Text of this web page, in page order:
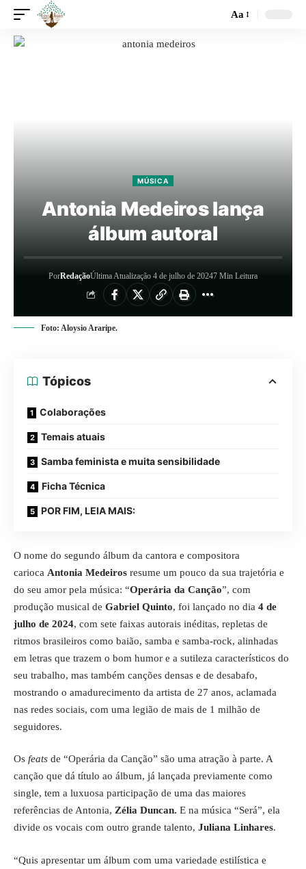
Aa
MÚSICA
Antonia Medeiros lança
álbum autoral
PorRedaçãoÚltima Atualização 4 de julho de 20247 Min Leitura
Foto: Aloysio Araripe.
Tópicos
Colaborações
Temais atuais
Samba feminista e muita sensibilidade
Ficha Técnica
POR FIM, LEIA MAIS:
O nome do segundo álbum da cantora e compositora
carioca Antonia Medeiros resume um pouco da sua trajetória e
do seu amor pela música: “Operária da Canção”, com
produção musical de Gabriel Quinto, foi lançado no dia 4 de
julho de 2024, com sete faixas autorais inéditas, repletas de
ritmos brasileiros como baião, samba e samba-rock, alinhadas
em letras que trazem o bom humor e a sutileza característicos do
seu trabalho, mas também canções densas e de desabafo,
mostrando o amadurecimento da artista de 27 anos, aclamada
nas redes sociais, com uma legião de mais de 1 milhão de
seguidores.
Os feats de “Operária da Canção” são uma atração à parte. A
canção que dá título ao álbum, já lançada previamente como
single, tem a luxuosa participação de uma das maiores
referências de Antonia, Zélia Duncan. E na música “Será”, ela
divide os vocais com outro grande talento, Juliana Linhares.
“Quis apresentar um álbum com uma variedade estilística e